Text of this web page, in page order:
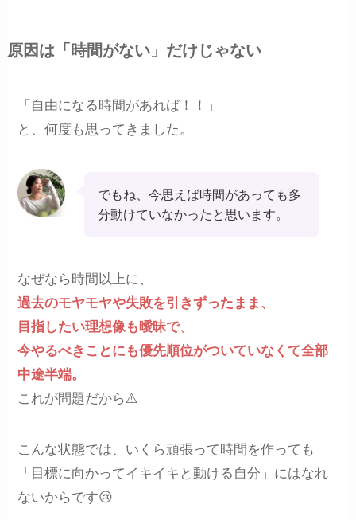
原因は「時間がない」だけじゃない
「自由になる時間があれば！！」
と、何度も思ってきました。
でもね、今思えば時間があっても多
分動けていなかったと思います。
なぜなら時間以上に、
過去のモヤモヤや失敗を引きずったまま、
目指したい理想像も曖昧で、
今やるべきことにも優先順位がついていなくて全部
中途半端。
これが問題だから⚠️
こんな状態では、いくら頑張って時間を作っても
「目標に向かってイキイキと動ける自分」にはなれ
ないからです😢